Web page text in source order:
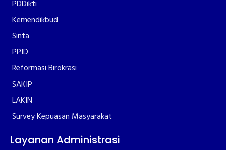
PDDikti
Kemendikbud
Sinta
PPID
Reformasi Birokrasi
SAKIP
LAKIN
Survey Kepuasan Masyarakat
Layanan Administrasi